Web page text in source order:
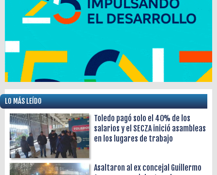
LO MÁS LEÍDO
Toledo pagó solo el 40% de los
salarios y el SECZA inició asambleas
en los lugares de trabajo
Asaltaron al ex concejal Guillermo